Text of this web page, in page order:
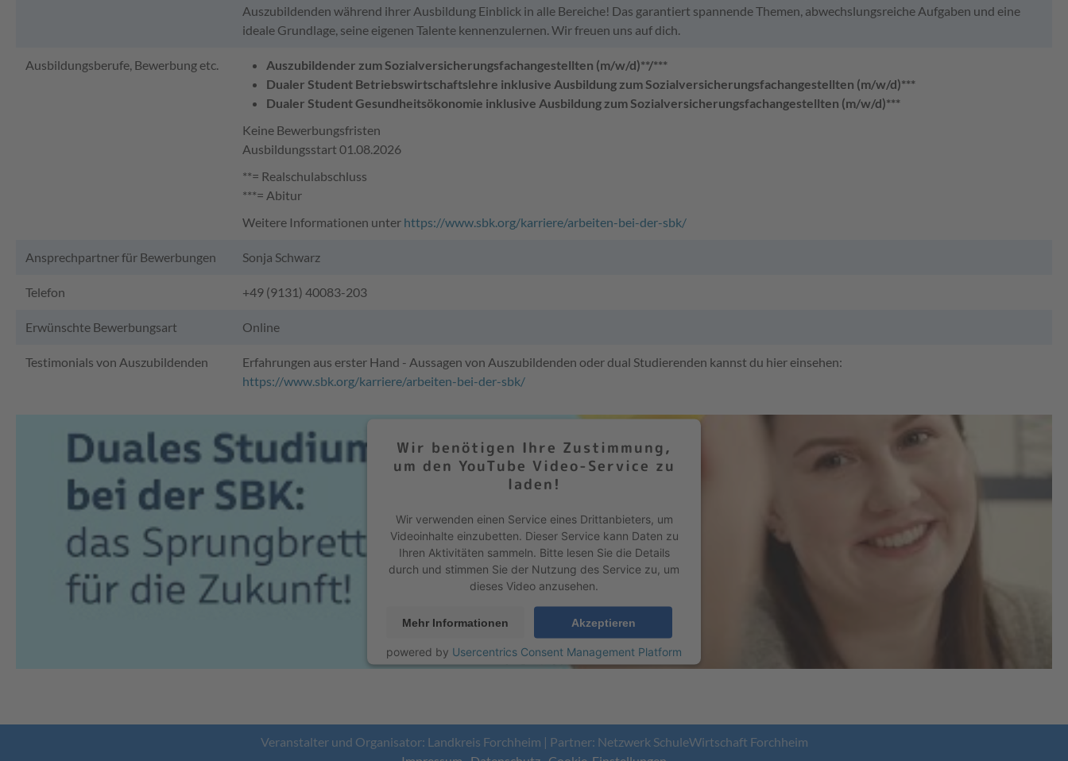
Auszubildenden während ihrer Ausbildung Einblick in alle Bereiche! Das garantiert spannende Themen, abwechslungsreiche Aufgaben und eine
ideale Grundlage, seine eigenen Talente kennenzulernen. Wir freuen uns auf dich.
Ausbildungsberufe, Bewerbung etc.
Auszubildender zum Sozialversicherungsfachangestellten (m/w/d)**/***
Dualer Student Betriebswirtschaftslehre inklusive Ausbildung zum Sozialversicherungsfachangestellten (m/w/d)***
Dualer Student Gesundheitsökonomie inklusive Ausbildung zum Sozialversicherungsfachangestellten (m/w/d)***
Keine Bewerbungsfristen
Ausbildungsstart 01.08.2026
**= Realschulabschluss
***= Abitur
Weitere Informationen unter https://www.sbk.org/karriere/arbeiten-bei-der-sbk/
Ansprechpartner für Bewerbungen Sonja Schwarz
Telefon +49 (9131) 40083-203
Erwünschte Bewerbungsart Online
Testimonials von Auszubildenden
Erfahrungen aus erster Hand - Aussagen von Auszubildenden oder dual Studierenden kannst du hier einsehen:
https://www.sbk.org/karriere/arbeiten-bei-der-sbk/
Wir benötigen Ihre Zustimmung,
um den YouTube Video-Service zu
laden!
Wir verwenden einen Service eines Drittanbieters, um
Videoinhalte einzubetten. Dieser Service kann Daten zu
Ihren Aktivitäten sammeln. Bitte lesen Sie die Details
durch und stimmen Sie der Nutzung des Service zu, um
dieses Video anzusehen.
Mehr Informationen Akzeptieren
powered by Usercentrics Consent Management Platform
&eRecht24
Veranstalter und Organisator: Landkreis Forchheim | Partner: Netzwerk SchuleWirtschaft Forchheim